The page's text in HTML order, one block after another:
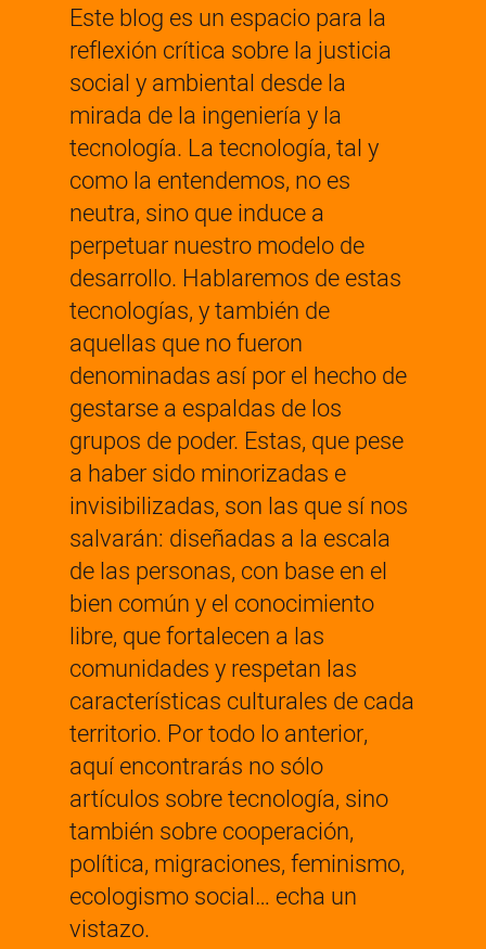
Este blog es un espacio para la
reflexión crítica sobre la justicia
social y ambiental desde la
mirada de la ingeniería y la
tecnología. La tecnología, tal y
como la entendemos, no es
neutra, sino que induce a
perpetuar nuestro modelo de
desarrollo. Hablaremos de estas
tecnologías, y también de
aquellas que no fueron
denominadas así por el hecho de
gestarse a espaldas de los
grupos de poder. Estas, que pese
a haber sido minorizadas e
invisibilizadas, son las que sí nos
salvarán: diseñadas a la escala
de las personas, con base en el
bien común y el conocimiento
libre, que fortalecen a las
comunidades y respetan las
características culturales de cada
territorio. Por todo lo anterior,
aquí encontrarás no sólo
artículos sobre tecnología, sino
también sobre cooperación,
política, migraciones, feminismo,
ecologismo social… echa un
vistazo.